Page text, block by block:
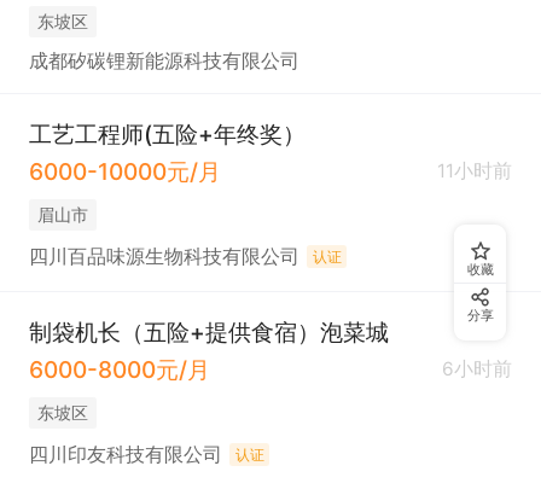
东坡区
成都矽碳锂新能源科技有限公司
工艺工程师(五险+年终奖）
6000-10000元/月
11小时前
眉山市
四川百品味源生物科技有限公司 认证
制袋机长（五险+提供食宿）泡菜城
6000-8000元/月
6小时前
东坡区
四川印友科技有限公司 认证
收藏
分享